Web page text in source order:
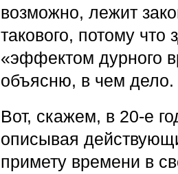
возможно, лежит
такового, потому
«эффектом дурного
объясню, в чем дело.
Вот, скажем, в 20-е
описывая
примету времени в